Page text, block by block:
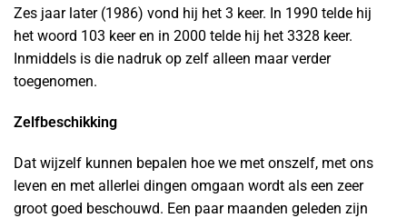
Zes jaar later (1986) vond hij het 3 keer. In 1990 telde hij
het woord 103 keer en in 2000 telde hij het 3328 keer.
Inmiddels is die nadruk op zelf alleen maar verder
toegenomen.
Zelfbeschikking
Dat wijzelf kunnen bepalen hoe we met onszelf, met ons
leven en met allerlei dingen omgaan wordt als een zeer
groot goed beschouwd. Een paar maanden geleden zijn